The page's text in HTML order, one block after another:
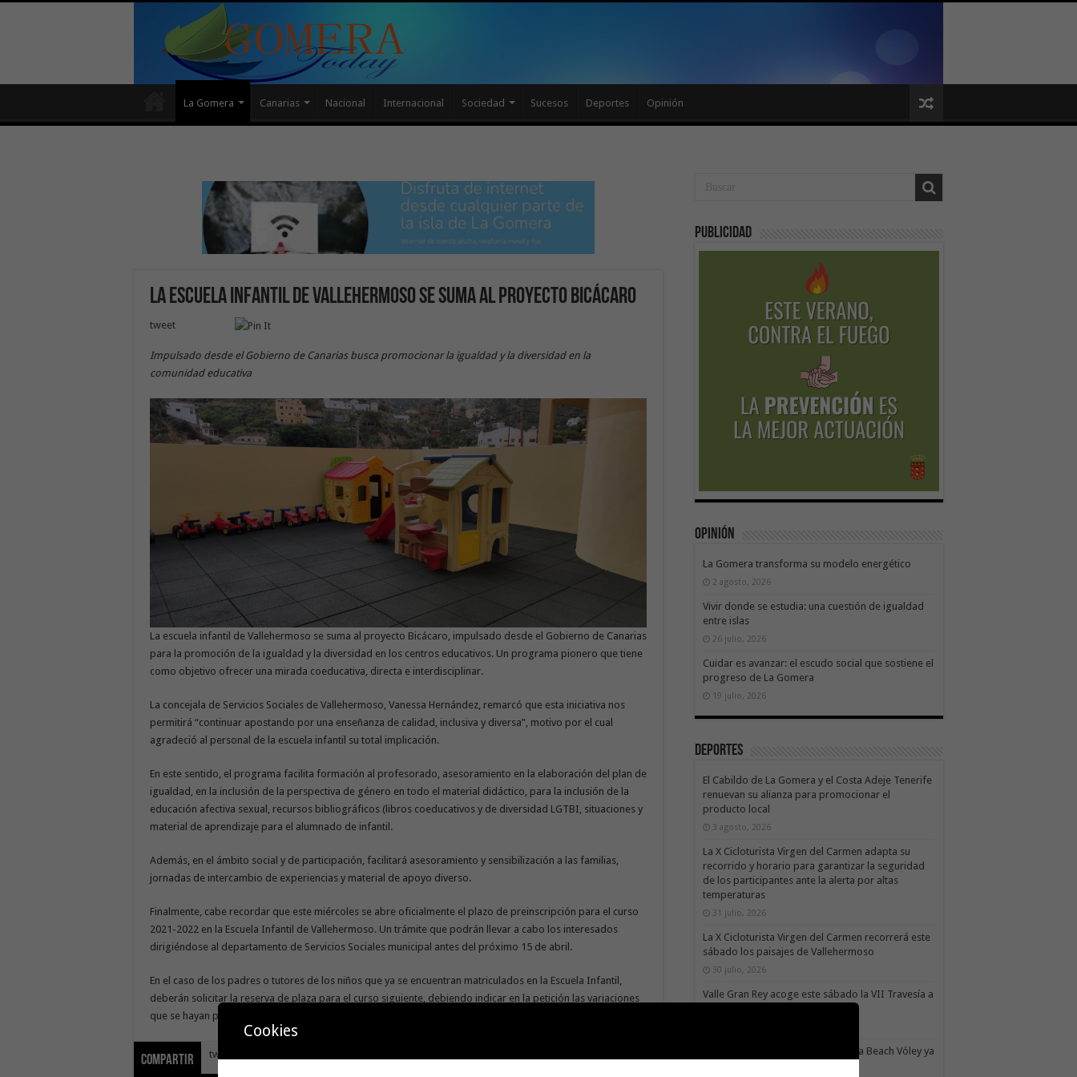
La Gomera Canarias Nacional Internacional Sociedad Sucesos Deportes Opinión
La escuela infantil de Vallehermoso se suma al proyecto Bicácaro
tweet
Impulsado desde el Gobierno de Canarias busca promocionar la igualdad y la diversidad en la
comunidad educativa
La escuela infantil de Vallehermoso se suma al proyecto Bicácaro, impulsado desde el Gobierno de Canarias
para la promoción de la igualdad y la diversidad en los centros educativos. Un programa pionero que tiene
como objetivo ofrecer una mirada coeducativa, directa e interdisciplinar.
La concejala de Servicios Sociales de Vallehermoso, Vanessa Hernández, remarcó que esta iniciativa nos
permitirá “continuar apostando por una enseñanza de calidad, inclusiva y diversa”, motivo por el cual
agradeció al personal de la escuela infantil su total implicación.
En este sentido, el programa facilita formación al profesorado, asesoramiento en la elaboración del plan de
igualdad, en la inclusión de la perspectiva de género en todo el material didáctico, para la inclusión de la
educación afectiva sexual, recursos bibliográficos (libros coeducativos y de diversidad LGTBI, situaciones y
material de aprendizaje para el alumnado de infantil.
Además, en el ámbito social y de participación, facilitará asesoramiento y sensibilización a las familias,
jornadas de intercambio de experiencias y material de apoyo diverso.
Finalmente, cabe recordar que este miércoles se abre oficialmente el plazo de preinscripción para el curso
2021-2022 en la Escuela Infantil de Vallehermoso. Un trámite que podrán llevar a cabo los interesados
dirigiéndose al departamento de Servicios Sociales municipal antes del próximo 15 de abril.
En el caso de los padres o tutores de los niños que ya se encuentran matriculados en la Escuela Infantil,
deberán solicitar la reserva de plaza para el curso siguiente, debiendo indicar en la petición las variaciones
que se hayan producido en su situación familiar.
Compartir tweet
Publicidad
Opinión
La Gomera transforma su modelo energético
2 agosto, 2026
Vivir donde se estudia: una cuestión de igualdad
entre islas
26 julio, 2026
Cuidar es avanzar: el escudo social que sostiene el
progreso de La Gomera
19 julio, 2026
Deportes
El Cabildo de La Gomera y el Costa Adeje Tenerife
renuevan su alianza para promocionar el
producto local
3 agosto, 2026
La X Cicloturista Virgen del Carmen adapta su
recorrido y horario para garantizar la seguridad
de los participantes ante la alerta por altas
temperaturas
31 julio, 2026
La X Cicloturista Virgen del Carmen recorrerá este
sábado los paisajes de Vallehermoso
30 julio, 2026
Valle Gran Rey acoge este sábado la VII Travesía a
El II torneo Autonómico Gomahara Beach Vóley ya
Cookies